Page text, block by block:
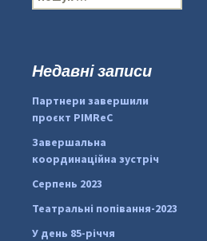
#PipIvanToday
pimrec_project
о
:Недавні записи
Партнери завершили
проєкт PIMReC
Завершальна
координаційна зустріч
Серпень 2023
Театральні попівання-2023
У день 85-річчя